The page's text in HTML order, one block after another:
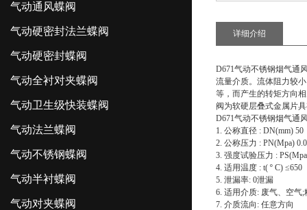
气动通风蝶阀
气动硬密封法兰蝶阀
气动硬密封蝶阀
气动全衬对夹蝶阀
气动卫生级快装蝶阀
气动法兰蝶阀
气动不锈钢蝶阀
气动半衬蝶阀
气动对夹蝶阀
详细介绍
D671气动不锈钢烟气通
流量介质。流体阻力较
等，而产生的转矩方向
阀为软硬层叠式金属片
D671气动不锈钢烟气通
1. 公称直径 : DN(mm) 50
2. 公称压力 : PN(Mpa)
3. 强度试验压力 :
4. 适用温度 : t( º C) ≤650
5. 泄漏率: 0泄漏
6. 适用介质: 废气、空气
7. 介质流向: 任意方向